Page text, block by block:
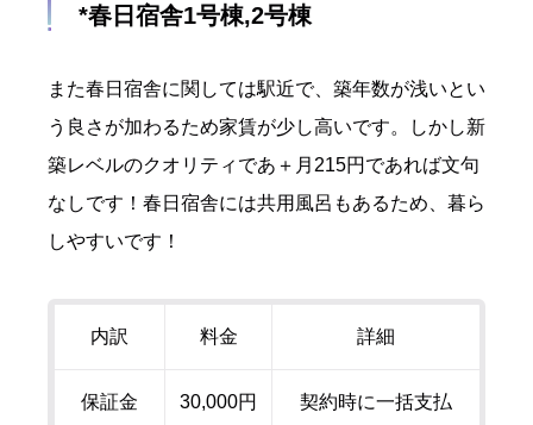
*春日宿舎1号棟,2号棟
また春日宿舎に関しては駅近で、築年数が浅いとい
う良さが加わるため家賃が少し高いです。しかし新
築レベルのクオリティであ＋月215円であれば文句
なしです！春日宿舎には共用風呂もあるため、暮ら
しやすいです！
内訳 料金 詳細
保証金 30,000円 契約時に一括支払